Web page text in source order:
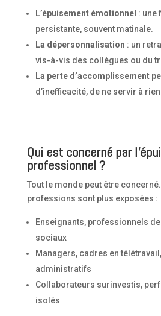
L’épuisement émotionnel : une
persistante, souvent matinale.
La dépersonnalisation : un
vis-à-vis des collègues ou du
La perte d’accomplissement
d’inefficacité, de ne servir à rien.
Qui est concerné par
professionnel ?
Tout le monde peut être
professions sont plus exposées :
Enseignants, professionnels
sociaux
Managers, cadres en
administratifs
Collaborateurs surinvestis,
isolés